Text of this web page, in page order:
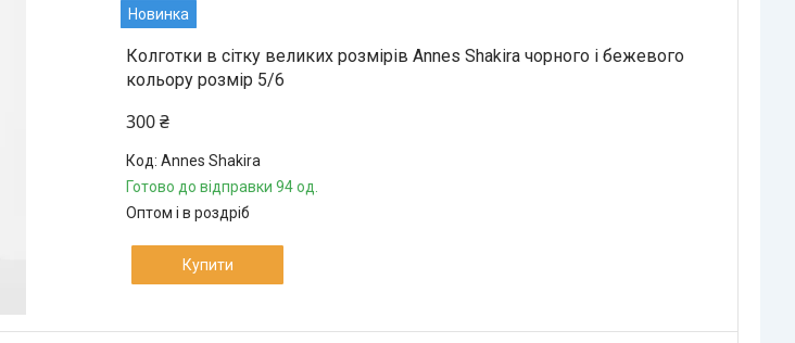
Новинка
Колготки в сітку великих розмірів Annes Shakira чорного і бежевого
кольору розмір 5/6
300 ₴
Annes Shakira
Готово до відправки 94 од.
Оптом і в роздріб
Купити